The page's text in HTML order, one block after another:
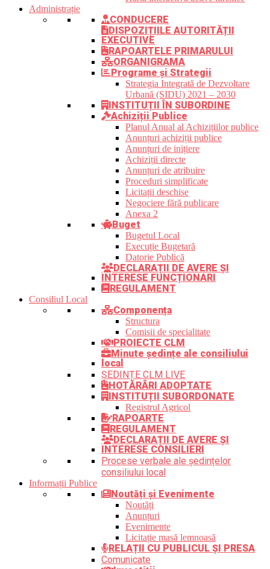
Administrație
CONDUCERE
DISPOZIȚIILE AUTORITĂȚII
EXECUTIVE
RAPOARTELE PRIMARULUI
ORGANIGRAMA
Programe și Strategii
Strategia Integrată de Dezvoltare
Urbană (SIDU) 2021 – 2030
INSTITUȚII ÎN SUBORDINE
Achiziții Publice
Planul Anual al Achizițiilor publice
Anunțuri achiziții publice
Anunțuri de inițiere
Achiziții directe
Anunțuri de atribuire
Proceduri simplificate
Licitații deschise
Negociere fără publicare
Anexa 2
Buget
Bugetul Local
Execuție Bugetară
Datorie Publică
DECLARAȚII DE AVERE ȘI
INTERESE FUNCȚIONARI
REGULAMENT
Consiliul Local
Componența
Structura
Comisii de specialitate
PROIECTE CLM
Minute ședințe ale consiliului
local
ȘEDINȚE CLM LIVE
HOTĂRÂRI ADOPTATE
INSTITUȚII SUBORDONATE
Registrul Agricol
RAPOARTE
REGULAMENT
DECLARAȚII DE AVERE ȘI
INTERESE CONSILIERI
Procese verbale ale ședințelor
consiliului local
Informații Publice
Noutăți și Evenimente
Noutăți
Anunțuri
Evenimente
Licitație masă lemnoasă
RELAȚII CU PUBLICUL ȘI PRESA
Comunicate